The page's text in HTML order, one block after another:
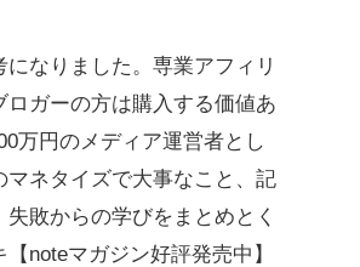
になりました。専業アフィリ
ロガーの方は購入する価値あ
万円のメディア運営者とし
マネタイズで大事なこと、記
敗からの学びをまとめとく
【noteマガジン好評発売中】